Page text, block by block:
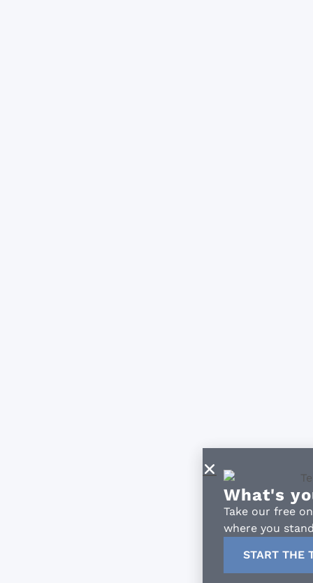
What's your
Take our free online
where you stand. It
START THE TEST